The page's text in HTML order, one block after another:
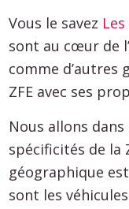
Vous le savez
sont au cœur de
comme d’autres
ZFE avec ses
Nous allons
spécificités de la
géographique
sont les